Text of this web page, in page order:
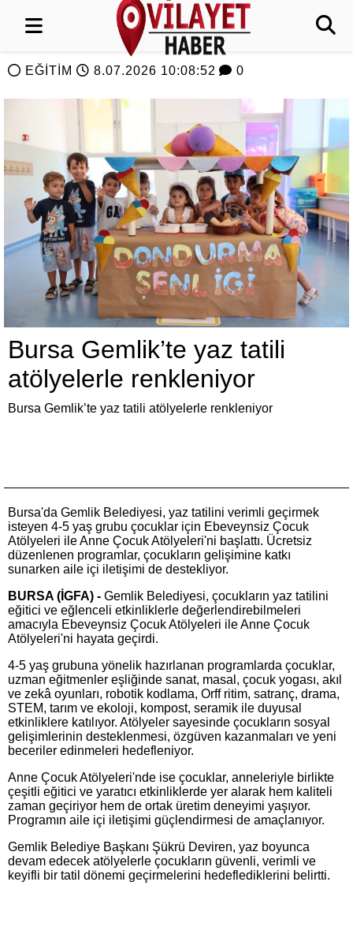
EĞİTİM 8.07.2026 10:08:52 0
Bursa Gemlik’te yaz tatili
atölyelerle renkleniyor
Bursa Gemlik’te yaz tatili atölyelerle renkleniyor
Bursa'da Gemlik Belediyesi, yaz tatilini verimli geçirmek
isteyen 4-5 yaş grubu çocuklar için Ebeveynsiz Çocuk
Atölyeleri ile Anne Çocuk Atölyeleri'ni başlattı. Ücretsiz
düzenlenen programlar, çocukların gelişimine katkı
sunarken aile içi iletişimi de destekliyor.
BURSA (İGFA) - Gemlik Belediyesi, çocukların yaz tatilini
eğitici ve eğlenceli etkinliklerle değerlendirebilmeleri
amacıyla Ebeveynsiz Çocuk Atölyeleri ile Anne Çocuk
Atölyeleri'ni hayata geçirdi.
4-5 yaş grubuna yönelik hazırlanan programlarda çocuklar,
uzman eğitmenler eşliğinde sanat, masal, çocuk yogası, akıl
ve zekâ oyunları, robotik kodlama, Orff ritim, satranç, drama,
STEM, tarım ve ekoloji, kompost, seramik ile duyusal
etkinliklere katılıyor. Atölyeler sayesinde çocukların sosyal
gelişimlerinin desteklenmesi, özgüven kazanmaları ve yeni
beceriler edinmeleri hedefleniyor.
Anne Çocuk Atölyeleri'nde ise çocuklar, anneleriyle birlikte
çeşitli eğitici ve yaratıcı etkinliklerde yer alarak hem kaliteli
zaman geçiriyor hem de ortak üretim deneyimi yaşıyor.
Programın aile içi iletişimi güçlendirmesi de amaçlanıyor.
Gemlik Belediye Başkanı Şükrü Deviren, yaz boyunca
devam edecek atölyelerle çocukların güvenli, verimli ve
keyifli bir tatil dönemi geçirmelerini hedeflediklerini belirtti.